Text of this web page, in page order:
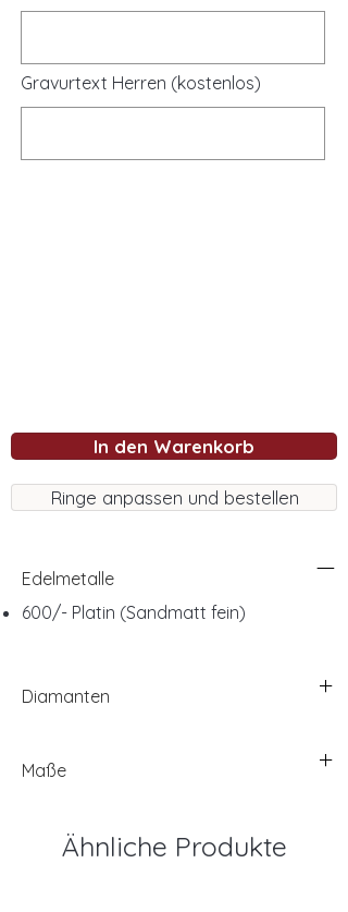
Gravurtext Herren (kostenlos)
In den Warenkorb
Ringe anpassen und bestellen
Edelmetalle
600/- Platin (Sandmatt fein)
Diamanten
Maße
Ähnliche Produkte